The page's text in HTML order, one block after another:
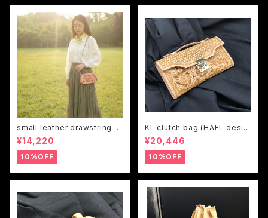
small leather drawstring b
ag (Shooter13 change the
design)
¥14,220
10%OFF
KL clutch bag (HAEL desig
n)
¥20,446
10%OFF